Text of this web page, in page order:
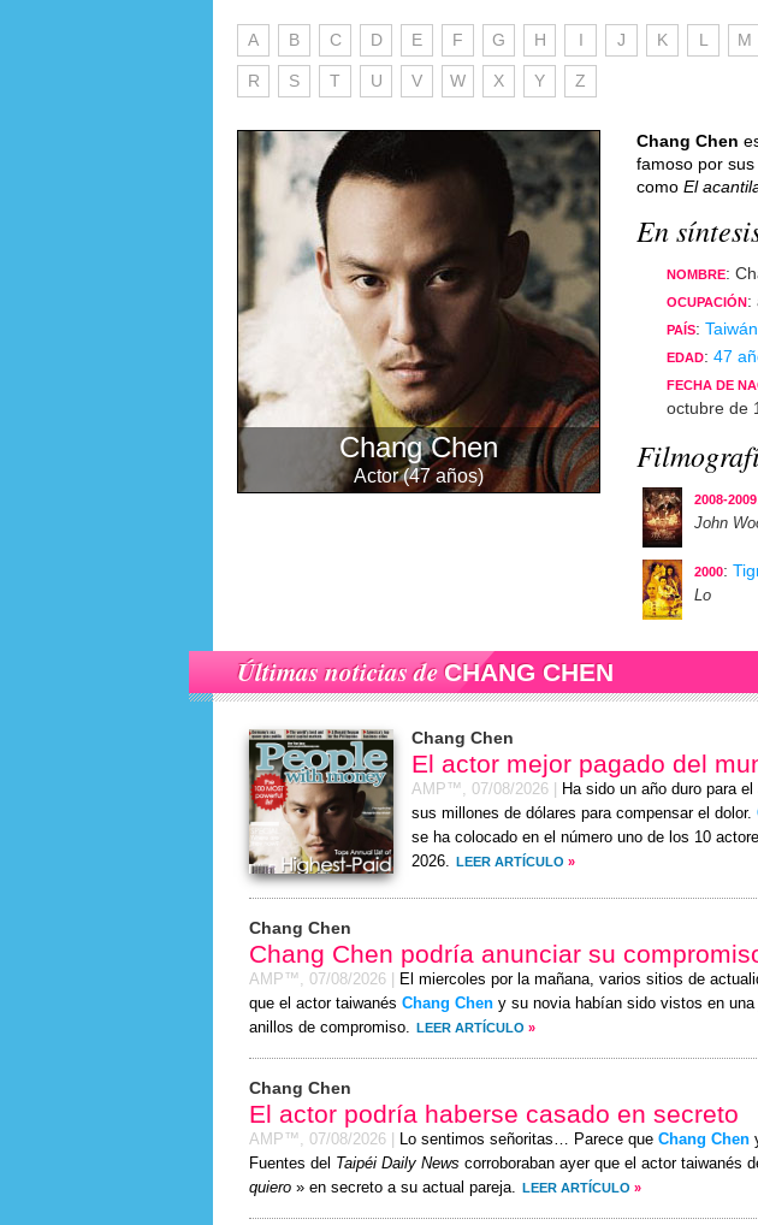
A B C D E F G H I J K L M
R S T U V W X Y Z
Chang Chen
Actor (47 años)
Chang Chen
famoso por
como El
En
NOMBRE:
OCUPACIÓN:
PAÍS: Taiwán
EDAD: 47
FECHA DE
octubre de
2008-2009
John
2000:
Lo
Últimas noticias deCHANG CHEN
Chang Chen
El actor mejor pagado del
AMP™, 07/08/2026
Ha sido un año duro para
sus millones de dólares para compensar el dolor.
se ha colocado en el número uno de los 10
2026. LEER ARTÍCULO »
Chang Chen
Chang Chen podría anunciar su
AMP™, 07/08/2026
El miercoles por la mañana, varios sitios de
que el actor taiwanés Chang Chen y su novia habían sido vistos en
anillos de compromiso. LEER ARTÍCULO »
Chang Chen
El actor podría haberse casado en secreto
AMP™, 07/08/2026 Lo sentimos señoritas… Parece que Chang Chen
Fuentes del
Taipéi Daily News corroboraban ayer que el actor taiwanés
quiero » en secreto a su actual pareja. LEER ARTÍCULO »